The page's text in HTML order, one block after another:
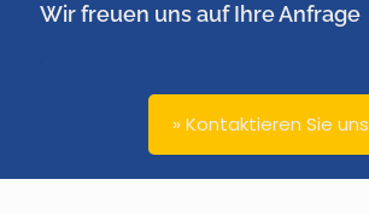
Wir freuen uns auf Ihre Anfrage
.
» Kontaktieren Sie uns